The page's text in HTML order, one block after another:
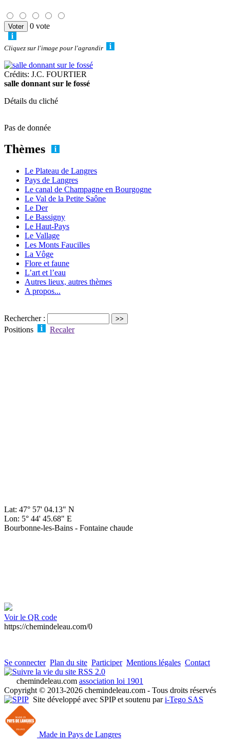
0 vote
Cliquez sur l'image pour l'agrandir
Crédits: J.C. FOURTIER
salle donnant sur le fossé
Détails du cliché
Pas de donnée
Thèmes
Le Plateau de Langres
Pays de Langres
Le canal de Champagne en Bourgogne
Le Val de la Petite Saône
Le Der
Le Bassigny
Le Haut-Pays
Le Vallage
Les Monts Faucilles
La Vôge
Flore et faune
L’art et l’eau
Autres lieux, autres thèmes
A propos...
Rechercher :
Positions
Recaler
Lat: 47° 57' 04.13" N
Lon: 5° 44' 45.68" E
Bourbonne-les-Bains - Fontaine chaude
Voir le QR code
https://chemindeleau.com/0
Se connecter Plan du site Participer Mentions légales Contact
RSS 2.0
chemindeleau.com association loi 1901
Copyright © 2013-2026 chemindeleau.com - Tous droits réservés
Site développé avec SPIP et soutenu pari-Tego SAS
Made in Pays de Langres